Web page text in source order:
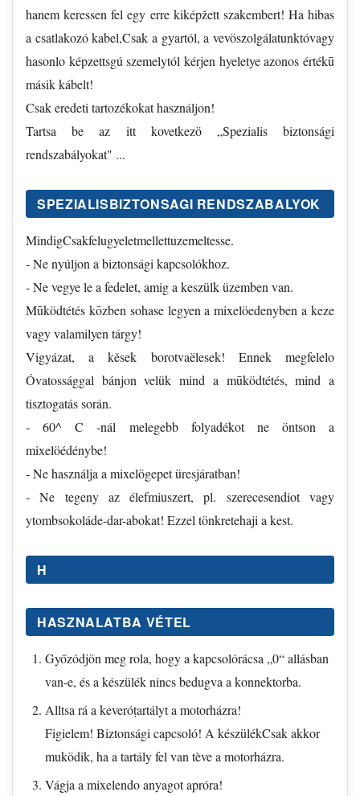
hanem keressen fel egy erre kiképžett szakembert! Ha hibas
a csatlakozó kabel,Csak a gyartól, a vevöszolgálatunktóvagy
hasonlo képzettsgú szemelytól kérjen hyeletye azonos értékū
másik kábelt!
Csak eredeti tartozékokat használjon!
Tartsa be az itt kovetkezö „Spezialis biztonsági
rendszabályokat" ...
SPEZIALISBIZTONSAGI RENDSZABALYOK
MindigCsakfelugyeletmellettuzemeltesse.
- Ne nyúljon a biztonsági kapcsolókhoz.
- Ne vegye le a fedelet, amig a keszülk üzemben van.
Mūködtétés kōzben sohase legyen a mixelöedenyben a keze
vagy valamilyen tárgy!
Vigyázat, a kěsek borotvaëlesek! Ennek megfelelo
Óvatossággal bánjon velük mind a mūködtétés, mind a
tisztogatás során.
- 60^ C -nál melegebb folyadékot ne öntson a
mixelöédénybe!
- Ne használja a mixelögepet üresjáratban!
- Ne tegeny az élefmiuszert, pl. szerecesendiot vagy
ytombsokoláde-dar-abokat! Ezzel tönkretehaji a kest.
H
HASZNALATBA VÉTEL
Győzódjön meg rola, hogy a kapcsolórácsa „0“ allásban
van-e, és a készülék nincs bedugva a konnektorba.
Alltsa rá a keveróṭartályt a motorházra!
Figielem! Biztonsági capcsoló! A készülékCsak akkor
muködik, ha a tartály fel van tève a motorházra.
Vágja a mixelendo anyagot apróra!